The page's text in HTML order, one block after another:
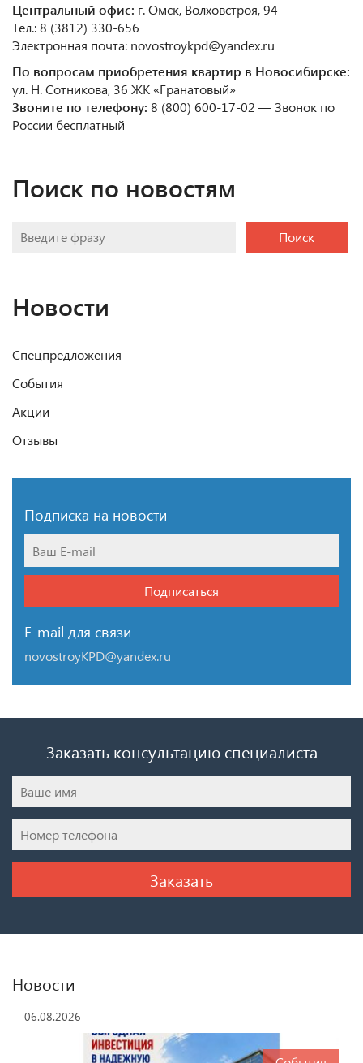
Центральный офис: г. Омск, Волховстроя, 94
Тел.: 8 (3812) 330-656
Электронная почта: novostroykpd@yandex.ru
По вопросам приобретения квартир в Новосибирске:
ул. Н. Сотникова, 36 ЖК «Гранатовый»
Звоните по телефону: 8 (800) 600-17-02 — Звонок по
России бесплатный
Поиск по новостям
Поиск
Новости
Спецпредложения
События
Акции
Отзывы
Подписка на новости
Подписаться
E-mail для связи
novostroyKPD@yandex.ru
Заказать консультацию специалиста
Новости
06.08.2026